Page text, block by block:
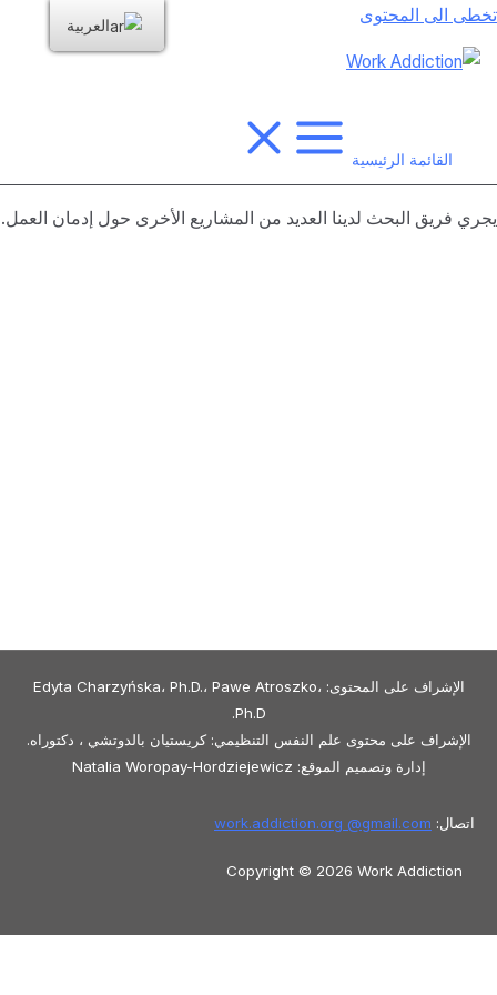
تخطى الى المحتوى
القائمة الرئيسية
يجري فريق البحث لدينا العديد من المشاريع الأخرى حول إدمان العمل.
الإشراف على المحتوى: Edyta Charzyńska، Ph.D.، Pawe Atroszko،
Ph.D.
الإشراف على محتوى علم النفس التنظيمي: كريستيان بالدوتشي ، دكتوراه.
إدارة وتصميم الموقع: Natalia Woropay-Hordziejewicz
اتصال: work.addiction.org @gmail.com
Copyright © 2026 Work Addiction
العربية